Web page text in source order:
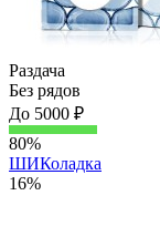
Раздача
Без рядов
До 5000 ₽
80%
ШИКоладка
16%